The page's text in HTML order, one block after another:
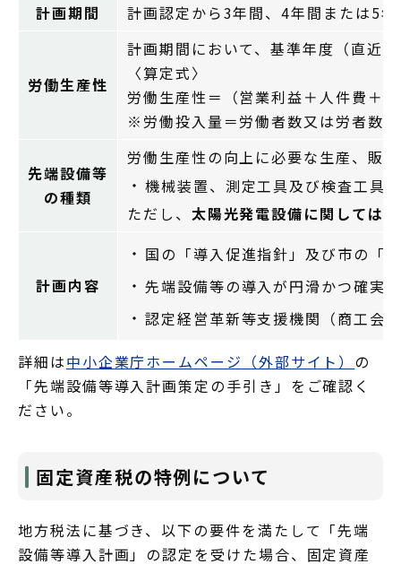
計画期間
計画認定から3年間、4年間または5年
労働生産性
計画期間において、基準年度（直近
〈算定式〉
労働生産性＝（営業利益＋人件費＋
※労働投入量＝労働者数又は労者数
先端設備等
の種類
労働生産性の向上に必要な生産、販
機械装置、測定工具及び検査工具
ただし、 太陽光発電設備に関しては
計画内容
国の「導入促進指針」及び市の「
先端設備等の導入が円滑かつ確実
認定経営革新等支援機関（商工会
詳細は中小企業庁ホームページ（外部サイト） の
「先端設備等導入計画策定の手引き」をご確認く
ださい。
固定資産税の特例について
地方税法に基づき、以下の要件を満たして「先端
設備等導入計画」の認定を受けた場合、固定資産